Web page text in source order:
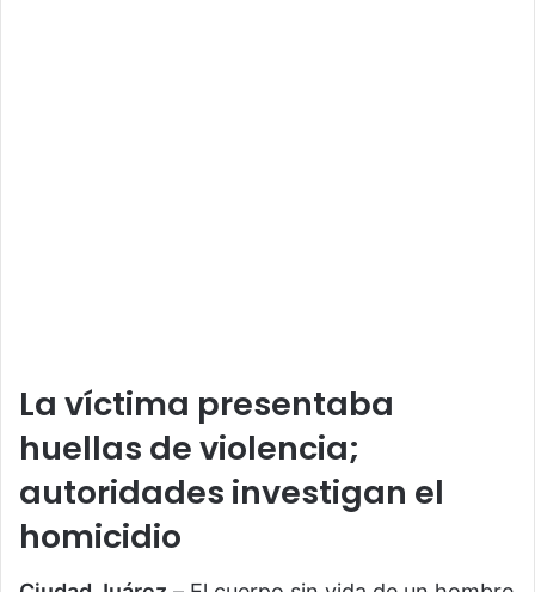
La víctima presentaba
huellas de violencia;
autoridades investigan el
homicidio